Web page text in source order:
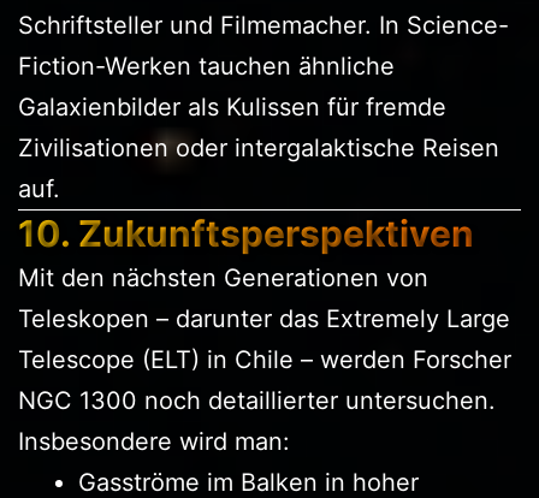
Schriftsteller und Filmemacher. In Science-
Fiction-Werken tauchen ähnliche
Galaxienbilder als Kulissen für fremde
Zivilisationen oder intergalaktische Reisen
auf.
10. Zukunftsperspektiven
Mit den nächsten Generationen von
Teleskopen – darunter das Extremely Large
Telescope (ELT) in Chile – werden Forscher
NGC 1300 noch detaillierter untersuchen.
Insbesondere wird man:
Gasströme im Balken in hoher